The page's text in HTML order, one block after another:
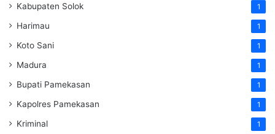
Kabupaten Solok 1
Harimau 1
Koto Sani 1
Madura 1
Bupati Pamekasan 1
Kapolres Pamekasan 1
Kriminal 1